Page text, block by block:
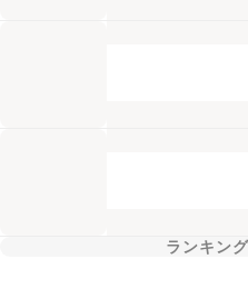
ランキン